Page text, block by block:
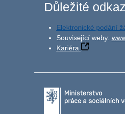
Důležité
Elektronické podání
Související weby:
Kariéra